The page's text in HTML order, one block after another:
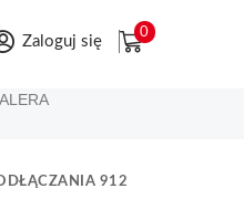
Zaloguj się
0
912